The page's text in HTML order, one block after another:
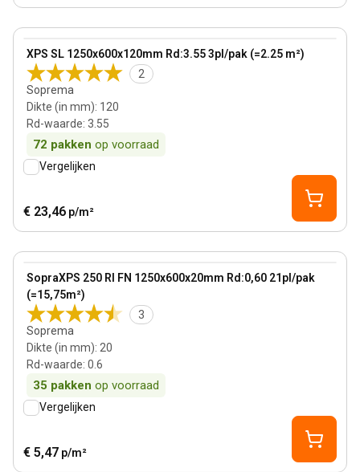
XPS SL 1250x600x120mm Rd:3.55 3pl/pak (=2.25 m²)
2
Soprema
Dikte (in mm): 120
Rd-waarde: 3.55
72 pakken op voorraad
View product
Vergelijken
€ 23,46 p/m²
SopraXPS 250 RI FN 1250x600x20mm Rd:0,60 21pl/pak
(=15,75m²)
3
Soprema
Dikte (in mm): 20
Rd-waarde: 0.6
35 pakken op voorraad
View product
Vergelijken
€ 5,47 p/m²